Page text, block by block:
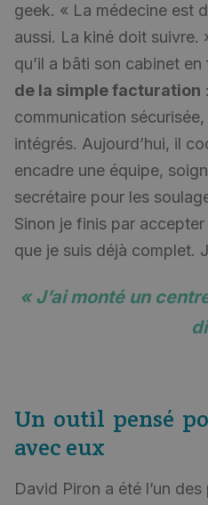
geek. « La médecine est
aussi. La kiné doit suivre.
qu’il a bâti son cabinet
de la simple facturation
communication
intégrés. Aujourd’hui, il
encadre une équipe,
secrétaire pour les
Sinon je finis par
que je suis déjà complet.
« J’ai monté un
Un outil pensé
avec eux
David Piron a été l’un